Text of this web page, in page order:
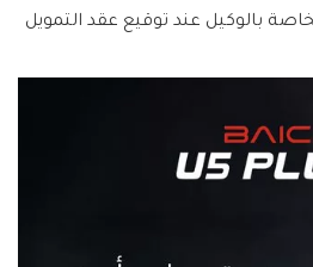
بالوكيل عند توقيع عقد التمويل